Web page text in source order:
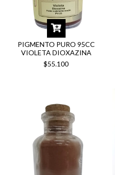
PIGMENTO PURO 95CC
VIOLETA DIOXAZINA
$55.100